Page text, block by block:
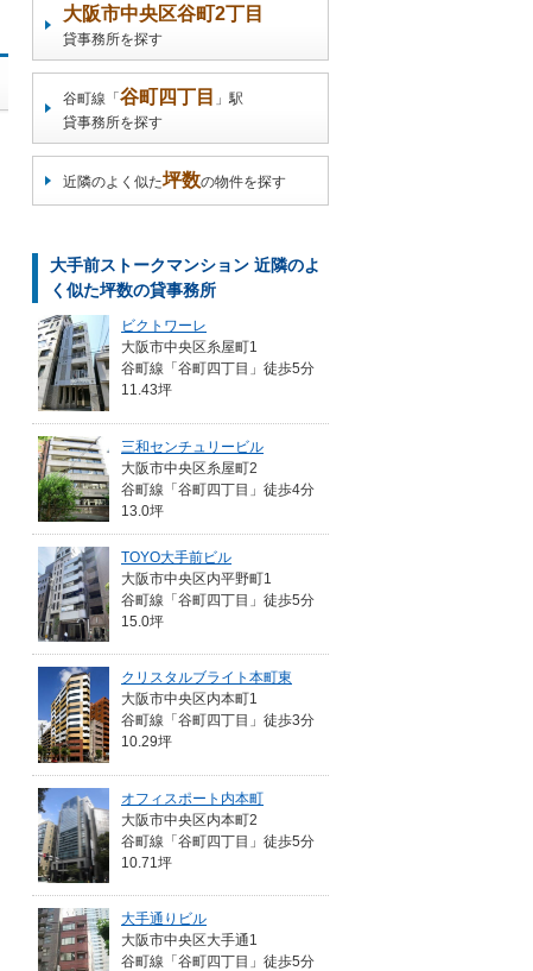
大阪市中央区谷町2丁目
貸事務所を探す
谷町線「 谷町四丁目 」駅
貸事務所を探す
近隣のよく似た坪数の物件を探す
大手前ストークマンション 近隣のよ
く似た坪数の貸事務所
ビクトワーレ
大阪市中央区糸屋町1
谷町線「谷町四丁目」徒歩5分
11.43坪
三和センチュリービル
大阪市中央区糸屋町2
谷町線「谷町四丁目」徒歩4分
13.0坪
TOYO大手前ビル
大阪市中央区内平野町1
谷町線「谷町四丁目」徒歩5分
15.0坪
クリスタルブライト本町東
大阪市中央区内本町1
谷町線「谷町四丁目」徒歩3分
10.29坪
オフィスポート内本町
大阪市中央区内本町2
谷町線「谷町四丁目」徒歩5分
10.71坪
大手通りビル
大阪市中央区大手通1
谷町線「谷町四丁目」徒歩5分